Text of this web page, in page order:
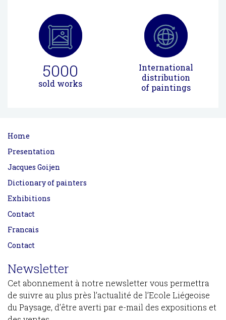
5000
sold works
International
distribution
of paintings
Home
Presentation
Jacques Goijen
Dictionary of painters
Exhibitions
Contact
Francais
Contact
Newsletter
Cet abonnement à notre newsletter vous permettra
de suivre au plus près l’actualité de l’Ecole Liégeoise
du Paysage, d’être averti par e-mail des expositions et